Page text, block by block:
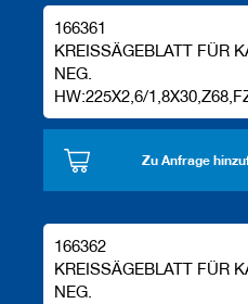
166361
KREISSÄGEBLATT FÜR
NEG.
HW:225X2,6/
Zu Anfrage
166362
KREISSÄGEBLATT FÜR
NEG.